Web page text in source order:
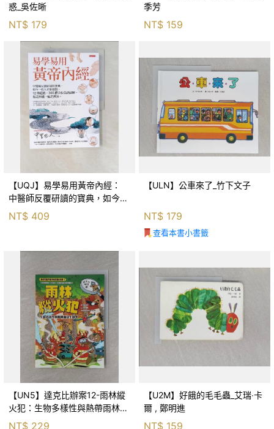
惑_吳佐晰
NT$ 179
季芳
NT$ 159
【UQJ】易學易用黃帝內經：
中醫師反覆研讀的寶典，如今一
般人也能實踐。12條經絡、365
個穴位白話詳解，經之所過，病
NT$ 409
【ULN】公車來了_竹下文子
NT$ 179
查看本書小書籤
【UN5】達克比辦案12-雨林縱
火犯：生物多樣性與熱帶雨林生
態系_柯智元
NT$ 229
【U2M】好餓的毛毛蟲_艾瑞‧卡
爾 , 鄭明進
NT$ 159